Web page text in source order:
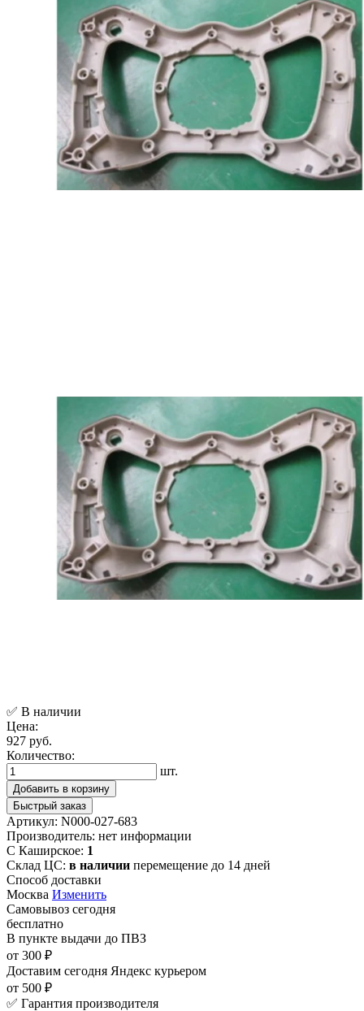
✅ В наличии
Цена:
927 руб.
Количество:
шт.
Добавить в корзину
Быстрый заказ
Артикул: N000-027-683
Производитель: нет информации
С Каширское: 1
Склад ЦС: в наличии перемещение до 14 дней
Способ доставки
Москва Изменить
Самовывоз сегодня
бесплатно
В пункте выдачи до ПВЗ
от 300 ₽
Доставим сегодня Яндекс курьером
от 500 ₽
✅ Гарантия производителя